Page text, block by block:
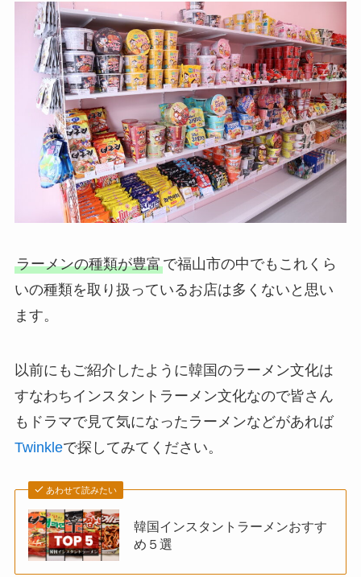
ラーメンの種類が豊富で福山市の中でもこれくら
いの種類を取り扱っているお店は多くないと思い
ます。
以前にもご紹介したように韓国のラーメン文化は
すなわちインスタントラーメン文化なので皆さん
もドラマで見て気になったラーメンなどがあれば
Twinkleで探してみてください。
あわせて読みたい
韓国インスタントラーメンおすす
め５選